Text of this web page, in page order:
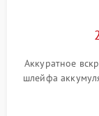
Аккуратное
шлейфа